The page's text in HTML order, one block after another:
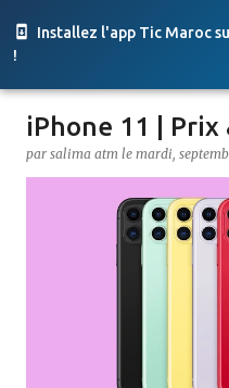
Installez l'app Tic Maroc
!
Accéder au
iPhone 11 | Prix
par salima atm le mardi,